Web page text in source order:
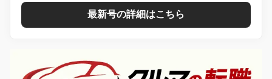
最新号の詳細はこちら